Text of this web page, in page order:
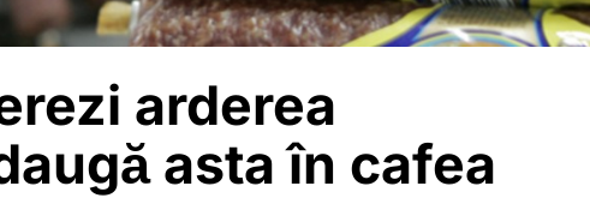
arderea
asta în cafea